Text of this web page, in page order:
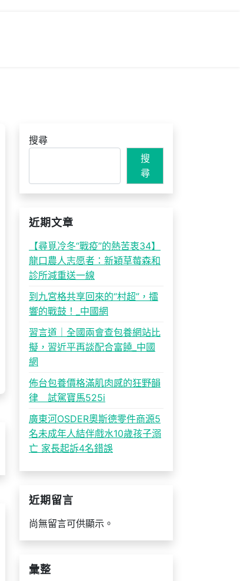
搜尋
搜
尋
近期文章
【尋覓冷冬“戰疫”的熱苦衷34】
龍口農人志愿者：新穎草莓森和
診所減重送一線
到九宮格共享回來的“村超”，擂
響的戰鼓！_中國網
習言道｜全國兩會查包養網站比
擬，習近平再談配合富饒_中國
網
佈台包養價格滿肌肉感的狂野韻
律 試駕寶馬525i
廣東河OSDER奧斯德零件商源5
名未成年人結伴戲水10歲孩子溺
亡 家長起訴4名錯誤
近期留言
尚無留言可供顯示。
彙整